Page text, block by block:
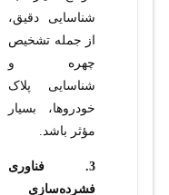
شناسایی دقیق،
از جمله تشخیص
چهره و
شناسایی پلاک
خودروها، بسیار
مؤثر باشد.
3. فناوری
فشرده‌سازی